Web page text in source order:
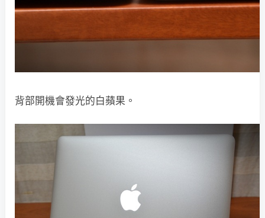
背部開機會發光的白蘋果。